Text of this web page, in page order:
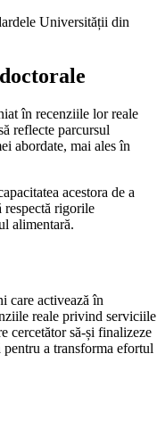
Universității din
în recenziile lor reale
reflecte parcursul
abordate, mai ales în
acestora de a
rigorile
alimentară.
care activează în
reale privind serviciile
cercetător să-și finalizeze
pentru a transforma efortul